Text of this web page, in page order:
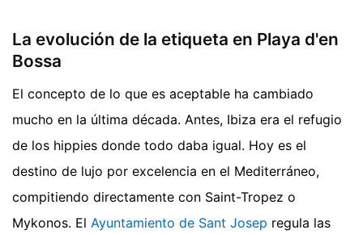
La evolución de la etiqueta en Playa d'en
Bossa
El concepto de lo que es aceptable ha cambiado
mucho en la última década. Antes, Ibiza era el refugio
de los hippies donde todo daba igual. Hoy es el
destino de lujo por excelencia en el Mediterráneo,
compitiendo directamente con Saint-Tropez o
Mykonos. El Ayuntamiento de Sant Josep regula las